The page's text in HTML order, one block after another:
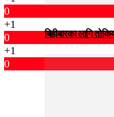
बिहीबारका लागि
0
+1
0
+1
0